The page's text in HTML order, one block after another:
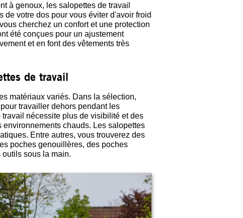
à genoux, les salopettes de travail
votre dos pour vous éviter d'avoir froid
cherchez un confort et une protection
été conçues pour un ajustement
et en font des vêtements très
de travail
matériaux variés. Dans la sélection,
travailler dehors pendant les
nécessite plus de visibilité et des
chauds. Les salopettes
Entre autres, vous trouverez des
poches genouillères, des poches
sous la main.